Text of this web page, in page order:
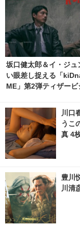
坂口健太郎＆イ・ジュ
い眼差し捉える「
ME」第2弾ティザービ
川口
うこ
真 4
豊川
川清